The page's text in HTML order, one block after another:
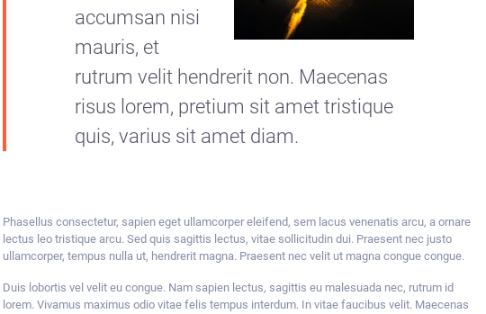
accumsan nisi
mauris, et
rutrum velit hendrerit non. Maecenas
risus lorem, pretium sit amet tristique
quis, varius sit amet diam.
Phasellus consectetur, sapien eget ullamcorper eleifend, sem lacus venenatis arcu, a ornare
lectus leo tristique arcu. Sed quis sagittis lectus, vitae sollicitudin dui. Praesent nec justo
ullamcorper, tempus nulla ut, hendrerit magna. Praesent nec velit ut magna congue congue.
Duis lobortis vel velit eu congue. Nam sapien lectus, sagittis eu malesuada nec, rutrum id
lorem. Vivamus maximus odio vitae felis tempus interdum. In vitae faucibus velit. Maecenas